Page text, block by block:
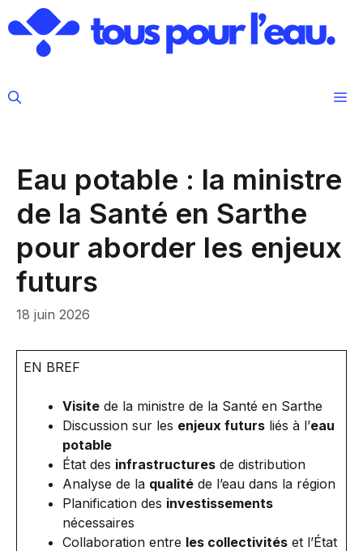
au
contenu
Eau potable : la ministre
de la Santé en Sarthe
pour aborder les enjeux
futurs
18 juin 2026
EN BREF
Visite de la ministre de la Santé en Sarthe
Discussion sur les enjeux futurs liés à l’eau
potable
État des infrastructures de distribution
Analyse de la qualité de l’eau dans la région
Planification des investissements
nécessaires
Collaboration entre les collectivités et l’État